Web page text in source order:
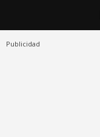
Publicidad